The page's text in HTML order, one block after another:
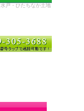
戸・ひたちなか土地